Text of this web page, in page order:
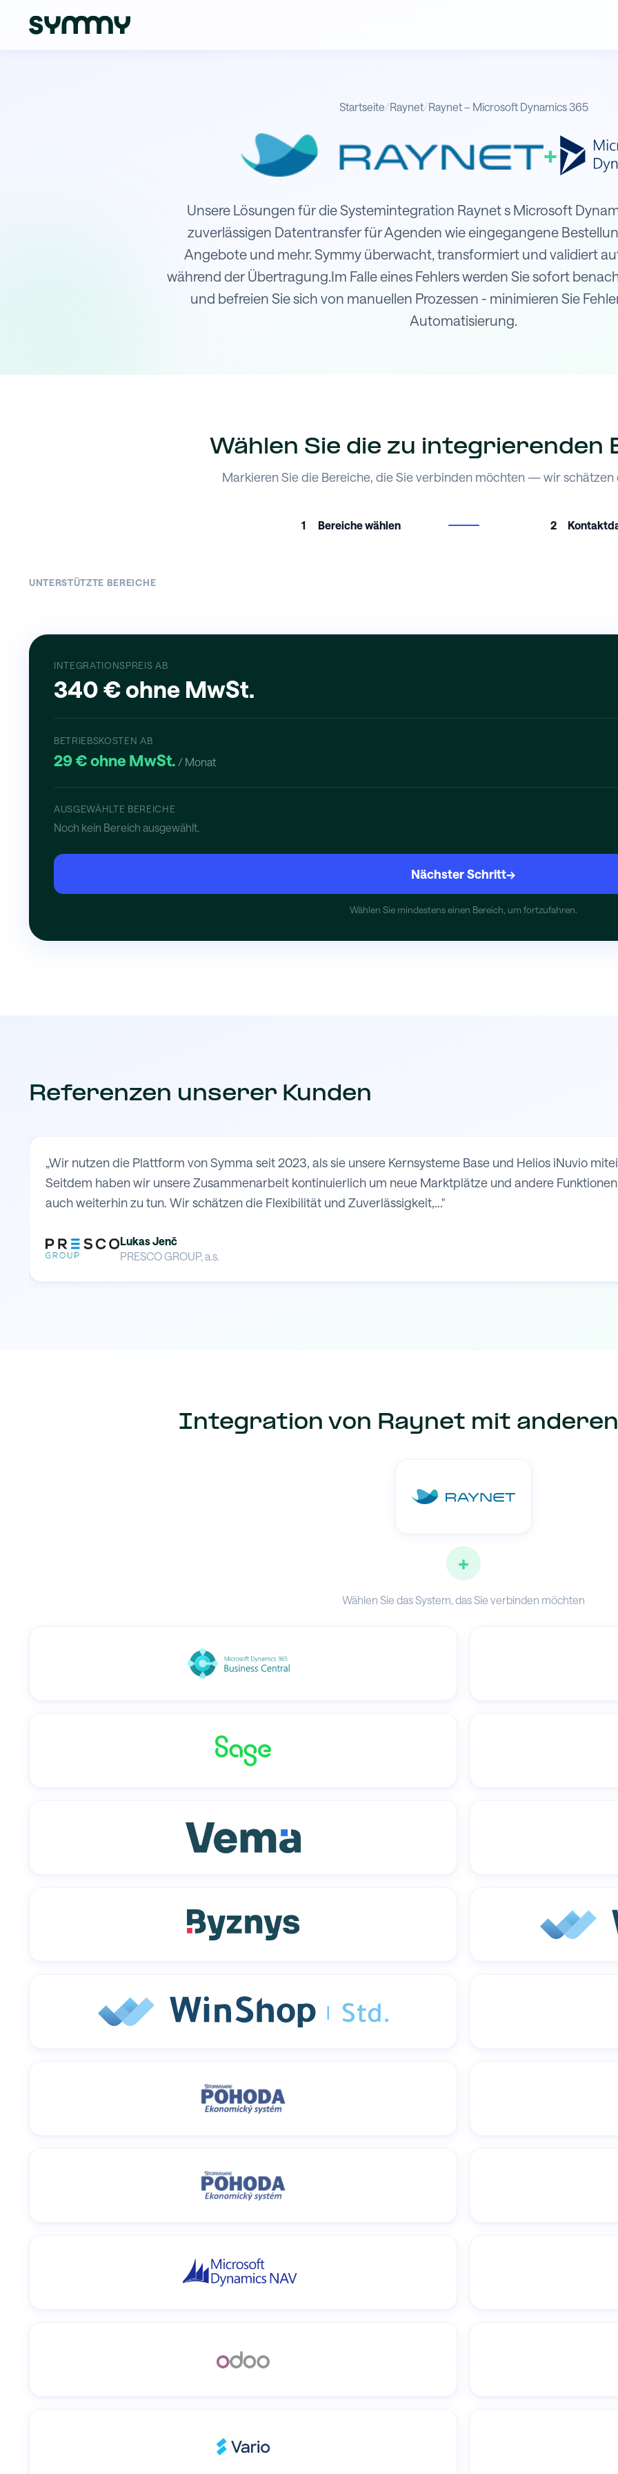
Startseite/Raynet/Raynet – Microsoft Dynamics 365
+
Integration von Raynet mit Microsoft Dynamics 365
Unsere Lösungen für die Systemintegration Raynet s Microsoft
zuverlässigen Datentransfer für Agenden wie eingegangene
Angebote und mehr. Symmy überwacht, transformiert und validiert
während der Übertragung.Im Falle eines Fehlers werden Sie sofort
und befreien Sie sich von manuellen Prozessen - minimieren Sie
Automatisierung.
Wählen Sie die zu integrierenden
Markieren Sie die Bereiche, die Sie verbinden möchten — wir schätzen
1 Bereiche wählen 2
UNTERSTÜTZTE BEREICHE
INTEGRATIONSPREIS AB
340 € ohne MwSt.
BETRIEBSKOSTEN AB
29 € ohne MwSt. / Monat
AUSGEWÄHLTE BEREICHE
Noch kein Bereich ausgewählt.
Nächster Schritt→
Wählen Sie mindestens einen Bereich, um fortzufahren.
Referenzen unserer Kunden
„Wir nutzen die Plattform von Symma seit 2023, als sie unsere Kernsysteme Base und Helios iNuvio
Seitdem haben wir unsere Zusammenarbeit kontinuierlich um neue Marktplätze und andere
auch weiterhin zu tun. Wir schätzen die Flexibilität und Zuverlässigkeit,..."
Lukas Jenč
PRESCO GROUP, a.s.
Integration von Raynet mit
+
Wählen Sie das System, das Sie verbinden möchten